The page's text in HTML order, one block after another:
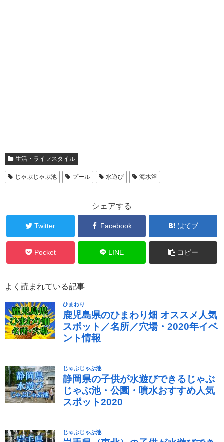
生活・ライフスタイル
じゃぶじゃぶ池 プール 水遊び 海水浴
シェアする
Twitter Facebook はてブ
Pocket LINE コピー
よく読まれている記事